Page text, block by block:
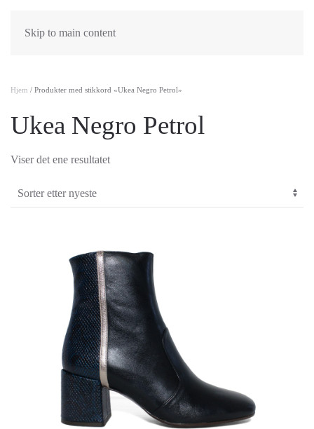
Skip to main content
Hjem / Produkter med stikkord «Ukea Negro Petrol»
Ukea Negro Petrol
Viser det ene resultatet